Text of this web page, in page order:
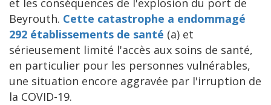
et les conséquences de l'explosion du port de
Beyrouth. Cette catastrophe a endommagé
292 établissements de santé (a) et
sérieusement limité l'accès aux soins de santé,
en particulier pour les personnes vulnérables,
une situation encore aggravée par l'irruption de
la COVID-19.